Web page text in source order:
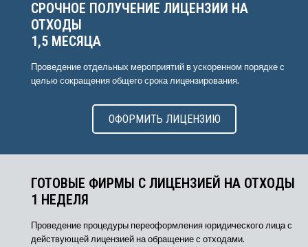
СРОЧНОЕ ПОЛУЧЕНИЕ ЛИЦЕНЗИИ НА
ОТХОДЫ
1,5 МЕСЯЦА
Проведение отдельных мероприятий в ускоренном порядке с
целью сокращения общего срока лицензирования.
ОФОРМИТЬ ЛИЦЕНЗИЮ
ГОТОВЫЕ ФИРМЫ С ЛИЦЕНЗИЕЙ НА ОТХОДЫ
1 НЕДЕЛЯ
Проведение процедуры переоформления юридического лица с
действующей лицензией на обращение с отходами.